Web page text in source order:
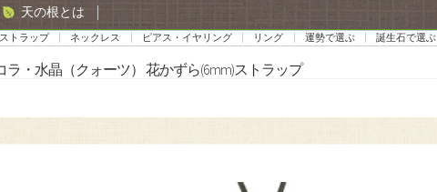
天の根とは
ストラップ ネックレス ピアス・イヤリング リング 運勢で選ぶ 誕生石で選ぶ
ラ・水晶（クォーツ） 花かずら(6mm)ストラップ